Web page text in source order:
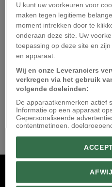
Hoe de afwezigheid
van de kleur groen in
de winter onze
waarneming verandert
03/12/2025
U kunt uw voorkeuren voor
maken tegen legitieme
moment intrekken door te
onderaan deze site. Uw
toepassing op deze site en
en apparaat.
Wij en onze Leveranciers
verkregen via het gebruik
volgende doeleinden:
De apparaatkenmerken actief
Informatie op een apparaat
Gepersonaliseerde
contentmetingen,
Link naar IAB leveranciers